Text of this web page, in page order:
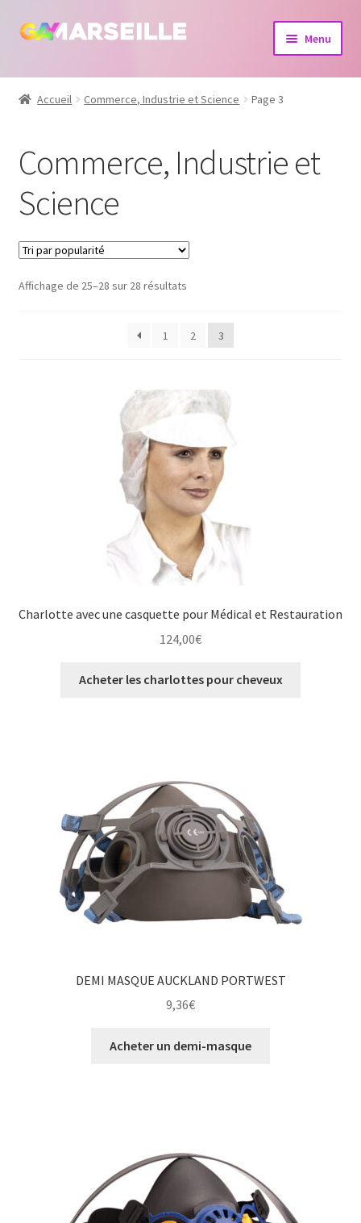
Aller
navigation
Aller
Menu
Boutique
Calendrier
Dvd
Livres
Accueil Commerce, Industrie et Science Page 3
Commerce, Industrie et
Science
Affichage de 25–28 sur 28 résultats
1 2 3
Charlotte avec une casquette pour Médical et Restauration
124,00€
Acheter les charlottes pour cheveux
DEMI MASQUE AUCKLAND PORTWEST
9,36€
Acheter un demi-masque